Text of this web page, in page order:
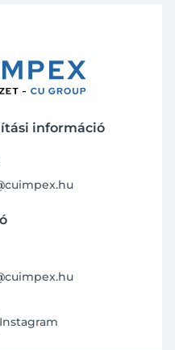
információ
Instagram